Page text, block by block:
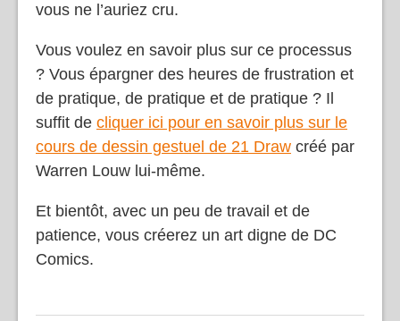
vous ne l’auriez cru.
Vous voulez en savoir plus sur ce processus
? Vous épargner des heures de frustration et
de pratique, de pratique et de pratique ? Il
suffit de cliquer ici pour en savoir plus sur le
cours de dessin gestuel de 21 Draw créé par
Warren Louw lui-même.
Et bientôt, avec un peu de travail et de
patience, vous créerez un art digne de DC
Comics.